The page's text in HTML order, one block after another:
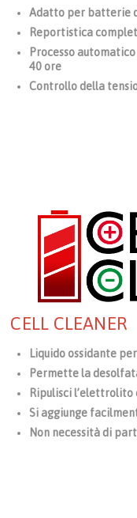
Adatto per batterie
Reportistica
Processo
40 ore
Controllo della
CELL CLEANER
Liquido ossidante
Permette la
Ripulisci
Si aggiunge
Non necessità di